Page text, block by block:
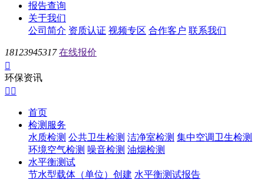
报告查询
关于我们
公司简介 资质认证 视频专区 合作客户 联系我们
18123945317 在线报价

环保资讯
 
首页
检测服务
水质检测 公共卫生检测 洁净室检测 集中空调卫生检测
环境空气检测 噪音检测 油烟检测
水平衡测试
节水型载体（单位）创建 水平衡测试报告